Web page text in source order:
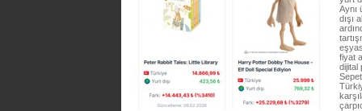
Aynı
dışı
fiyat
dijital